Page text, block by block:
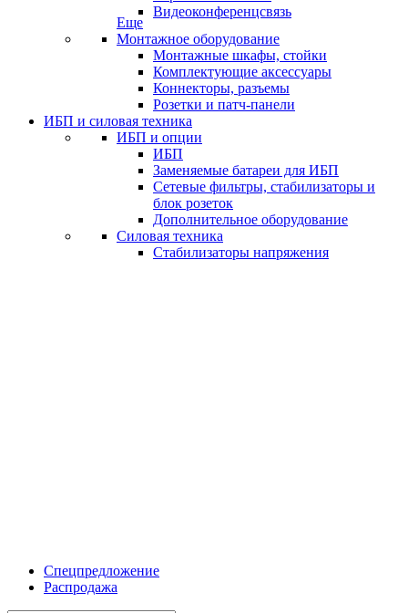
Видеоконференцсвязь
Еще
Монтажное оборудование
Монтажные шкафы, стойки
Комплектующие аксессуары
Коннекторы, разъемы
Розетки и патч-панели
ИБП и силовая техника
ИБП и опции
ИБП
Заменяемые батареи для ИБП
Сетевые фильтры, стабилизаторы и
блок розеток
Дополнительное оборудование
Силовая техника
Стабилизаторы напряжения
Спецпредложение
Распродажа